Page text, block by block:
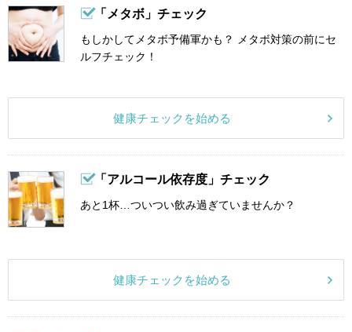
「メタボ」チェック
もしかしてメタボ予備軍かも？ メタボ対策の前にセ
ルフチェック！
健康チェックを始める
「アルコール依存度」チェック
あと1杯…ついつい飲み過ぎていませんか？
健康チェックを始める